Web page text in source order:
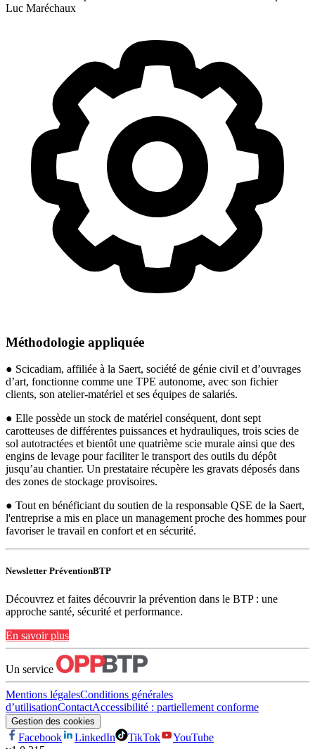
Luc Maréchaux
Méthodologie appliquée
● Scicadiam, affiliée à la Saert, société de génie civil et d’ouvrages
d’art, fonctionne comme une TPE autonome, avec son fichier
clients, son atelier-matériel et ses équipes de salariés.
● Elle possède un stock de matériel conséquent, dont sept
carotteuses de différentes puissances et hydrauliques, trois scies de
sol autotractées et bientôt une quatrième scie murale ainsi que des
engins de levage pour faciliter le transport des outils du dépôt
jusqu’au chantier. Un prestataire récupère les gravats déposés dans
des zones de stockage provisoires.
● Tout en bénéficiant du soutien de la responsable QSE de la Saert,
l'entreprise a mis en place un management proche des hommes pour
favoriser le travail en confort et en sécurité.
Newsletter PréventionBTP
Découvrez et faites découvrir la prévention dans le BTP : une
approche santé, sécurité et performance.
En savoir plus
Un service
Mentions légalesConditions générales
d’utilisationContactAccessibilité : partiellement conforme
Gestion des cookies
Facebook LinkedIn TikTok
YouTube